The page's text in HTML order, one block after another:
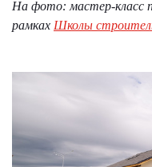
На фото: мастер-класс
рамках Школы